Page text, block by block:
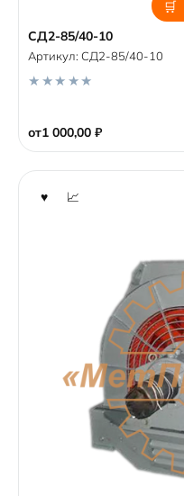
СД2-85/40-10
от1 000,00 ₽
Артикул: СД2-85/40-10
u
t
f